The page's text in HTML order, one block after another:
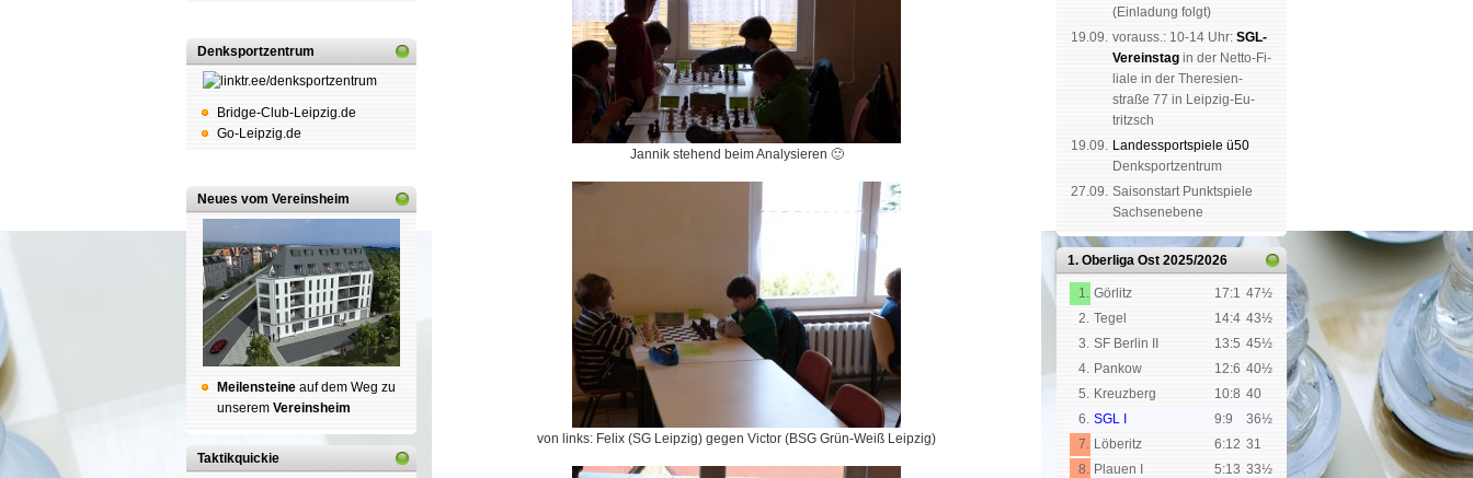
Denksportzentrum
Bridge-Club-Leipzig.de
Go-Leipzig.de
Neues vom Vereinsheim
Mei­len­stei­ne auf dem Weg zu
un­se­rem Ver­eins­heim
Taktikquickie
Jannik stehend beim Analysieren 🙂
von links: Felix (SG Leipzig) gegen Victor (BSG Grün-Weiß Leipzig)
(Ein­la­dung folgt)
19.09. vor­auss.: 10-14 Uhr: SGL-
Ver­eins­tag in der Netto-Fi­
li­a­le in der The­re­sien­
straße 77 in Leip­zig-Eu­
tritzsch
19.09. Landes­sport­spiele ü50
Denk­sport­zen­trum
27.09. Saison­start Punkt­spiele
Sachsen­ebene
1. Oberliga Ost 2025/2026
1. Görlitz 17:1 47½
2. Tegel 14:4 43½
3. SF Berlin II 13:5 45½
4. Pankow 12:6 40½
5. Kreuzberg 10:8 40
6. SGL I 9:9
36½
7. Löberitz 6:12 31
8. Plauen I 5:13 33½